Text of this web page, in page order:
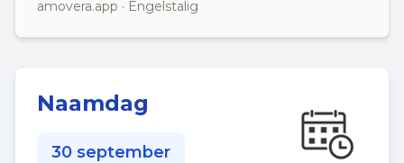
amovera.app · Engelstalig
Naamdag
30 september